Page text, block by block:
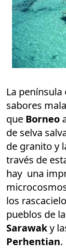
La
sabores
que Borneo
de selva
de granito y
través de
hay una
los
pueblos de
Sarawaky
Perhentian.